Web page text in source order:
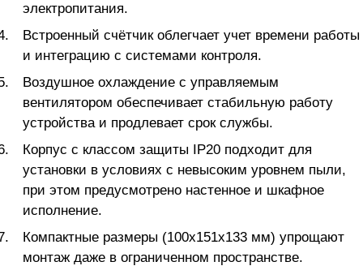
электропитания.
Встроенный счётчик облегчает учет времени работы
и интеграцию с системами контроля.
Воздушное охлаждение с управляемым
вентилятором обеспечивает стабильную работу
устройства и продлевает срок службы.
Корпус с классом защиты IP20 подходит для
установки в условиях с невысоким уровнем пыли,
при этом предусмотрено настенное и шкафное
исполнение.
Компактные размеры (100х151х133 мм) упрощают
монтаж даже в ограниченном пространстве.